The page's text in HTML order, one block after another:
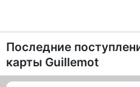
Последние
карты Guillemot